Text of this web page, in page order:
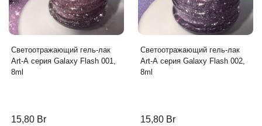
Светоотражающий гель-лак
Art-A серия Galaxy Flash 001,
8ml
15,80 Br
Светоотражающий гель-лак
Art-A серия Galaxy Flash 002,
8ml
15,80 Br